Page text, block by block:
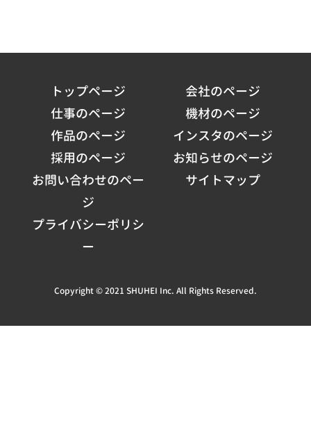
トップページ
会社のページ
仕事のページ
機材のページ
作品のページ
インスタのページ
採用のページ
お知らせのページ
お問い合わせのペー
ジ
サイトマップ
プライバシーポリシ
ー
Copyright © 2021 SHUHEI Inc. All Rights Reserved.